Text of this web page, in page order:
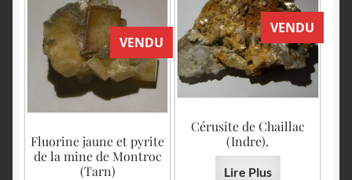
VENDU
Cérusite de Chaillac
(Indre).
Lire Plus
VENDU
Fluorine jaune et pyrite
de la mine de Montroc
(Tarn)